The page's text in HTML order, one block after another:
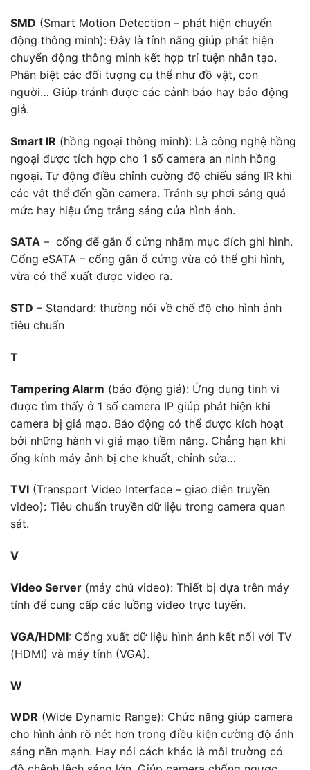
SMD (Smart Motion Detection – phát hiện chuyển
động thông minh): Đây là tính năng giúp phát hiện
chuyển động thông minh kết hợp trí tuện nhân tạo.
Phân biệt các đối tượng cụ thể như đồ vật, con
người… Giúp tránh được các cảnh báo hay báo động
giả.
Smart IR (hồng ngoại thông minh): Là công nghệ hồng
ngoại được tích hợp cho 1 số camera an ninh hồng
ngoại. Tự động điều chỉnh cường độ chiếu sáng IR khi
các vật thể đến gần camera. Tránh sự phơi sáng quá
mức hay hiệu ứng trắng sáng của hình ảnh.
SATA – cổng để gắn ổ cứng nhằm mục đích ghi hình.
Cổng eSATA – cổng gắn ổ cứng vừa có thể ghi hình,
vừa có thể xuất được video ra.
STD – Standard: thường nói về chế độ cho hình ảnh
tiêu chuẩn
T
Tampering Alarm (báo động giả): Ứng dụng tinh vi
được tìm thấy ở 1 số camera IP giúp phát hiện khi
camera bị giả mạo. Báo động có thể được kích hoạt
bởi những hành vi giả mạo tiềm năng. Chẳng hạn khi
ống kính máy ảnh bị che khuất, chỉnh sửa…
TVI (Transport Video Interface – giao diện truyền
video): Tiêu chuẩn truyền dữ liệu trong camera quan
sát.
V
Video Server (máy chủ video): Thiết bị dựa trên máy
tính để cung cấp các luồng video trực tuyến.
VGA/HDMI: Cổng xuất dữ liệu hình ảnh kết nối với TV
(HDMI) và máy tính (VGA).
W
WDR (Wide Dynamic Range): Chức năng giúp camera
cho hình ảnh rõ nét hơn trong điều kiện cường độ ánh
sáng nền mạnh. Hay nói cách khác là môi trường có